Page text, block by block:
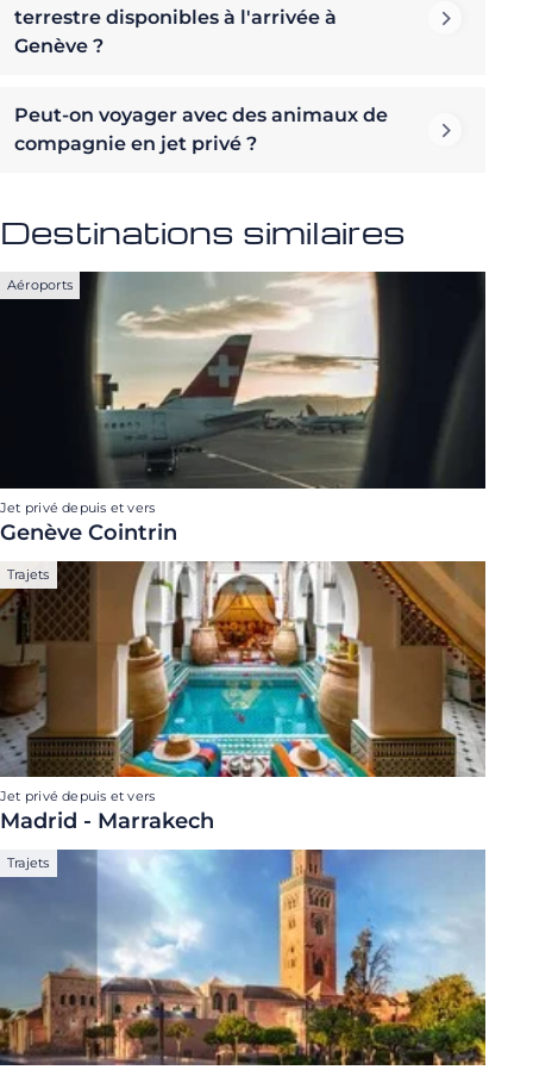
terrestre disponibles à l'arrivée à
Genève ?
Peut-on voyager avec des animaux de
compagnie en jet privé ?
Destinations similaires
Aéroports
Jet privé depuis et vers
Genève Cointrin
Trajets
Jet privé depuis et vers
Madrid - Marrakech
Trajets